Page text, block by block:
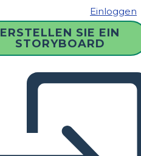
Einloggen
ERSTELLEN SIE EIN
STORYBOARD